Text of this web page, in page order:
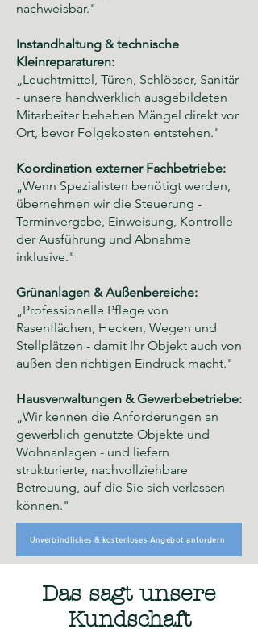
nachweisbar."
Instandhaltung & technische
Kleinreparaturen:
„Leuchtmittel, Türen, Schlösser, Sanitär
- unsere handwerklich ausgebildeten
Mitarbeiter beheben Mängel direkt vor
Ort, bevor Folgekosten entstehen."
Koordination externer Fachbetriebe:
„Wenn Spezialisten benötigt werden,
übernehmen wir die Steuerung -
Terminvergabe, Einweisung, Kontrolle
der Ausführung und Abnahme
inklusive."
Grünanlagen & Außenbereiche:
„Professionelle Pflege von
Rasenflächen, Hecken, Wegen und
Stellplätzen - damit Ihr Objekt auch von
außen den richtigen Eindruck macht."
Hausverwaltungen & Gewerbebetriebe:
„Wir kennen die Anforderungen an
gewerblich genutzte Objekte und
Wohnanlagen - und liefern
strukturierte, nachvollziehbare
Betreuung, auf die Sie sich verlassen
können."
Unverbindliches & kostenloses Angebot anfordern
Das sagt unsere
Kundschaft